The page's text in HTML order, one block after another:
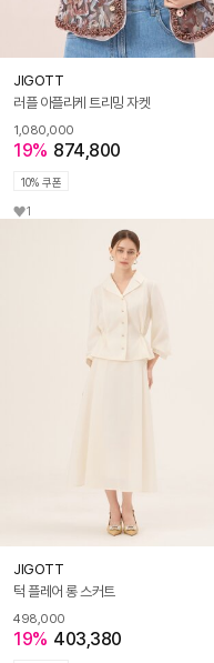
JIGOTT
러플 아플리케 트리밍 자켓
1,080,000
19% 874,800
10% 쿠폰
1
JIGOTT
턱 플레어 롱 스커트
498,000
19% 403,380